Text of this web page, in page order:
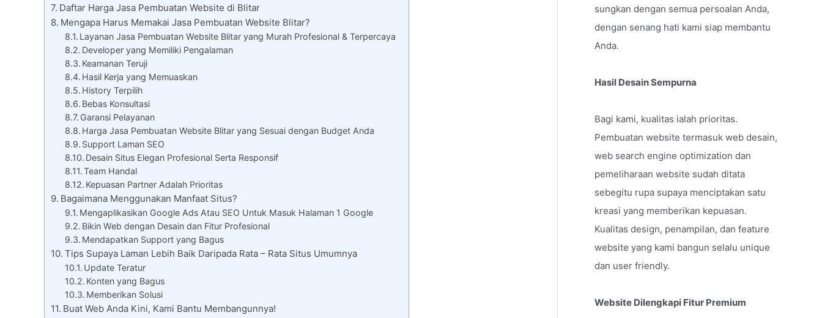
Daftar Harga Jasa Pembuatan Website di Blitar
Mengapa Harus Memakai Jasa Pembuatan Website Blitar?
Layanan Jasa Pembuatan Website Blitar yang Murah Profesional & Terpercaya
Developer yang Memiliki Pengalaman
Keamanan Teruji
Hasil Kerja yang Memuaskan
History Terpilih
Bebas Konsultasi
Garansi Pelayanan
Harga Jasa Pembuatan Website Blitar yang Sesuai dengan Budget Anda
Support Laman SEO
Desain Situs Elegan Profesional Serta Responsif
Team Handal
Kepuasan Partner Adalah Prioritas
Bagaimana Menggunakan Manfaat Situs?
Mengaplikasikan Google Ads Atau SEO Untuk Masuk Halaman 1 Google
Bikin Web dengan Desain dan Fitur Profesional
Mendapatkan Support yang Bagus
Tips Supaya Laman Lebih Baik Daripada Rata – Rata Situs Umumnya
Update Teratur
Konten yang Bagus
Memberikan Solusi
Buat Web Anda Kini, Kami Bantu Membangunnya!
sungkan dengan semua persoalan Anda,
dengan senang hati kami siap membantu
Anda.
Hasil Desain Sempurna
Bagi kami, kualitas ialah prioritas.
Pembuatan website termasuk web desain,
web search engine optimization dan
pemeliharaan website sudah ditata
sebegitu rupa supaya menciptakan satu
kreasi yang memberikan kepuasan.
Kualitas design, penampilan, dan feature
website yang kami bangun selalu unique
dan user friendly.
Website Dilengkapi Fitur Premium